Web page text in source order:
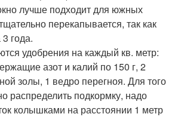
лучше подходит для южных
перекапывается, так как
года.
удобрения на каждый кв. метр:
азот и калий по 150 г, 2
золы, 1 ведро перегноя. Для того
распределить подкормку, надо
колышками на расстоянии 1 метр